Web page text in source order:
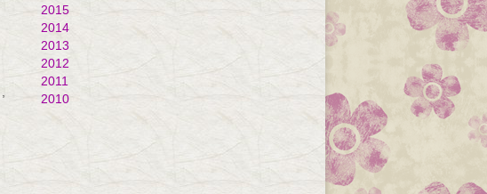
2015
2014
2013
2012
2011
2010